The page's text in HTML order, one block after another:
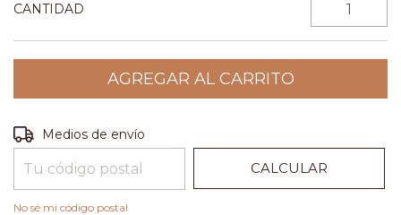
CANTIDAD
Entregas para el CP:
Medios de envío
CALCULAR
No sé mi código postal